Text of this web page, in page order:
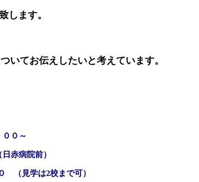
します。
いてお伝えしたいと考えています。
～
病院前）
見学は2校まで可）